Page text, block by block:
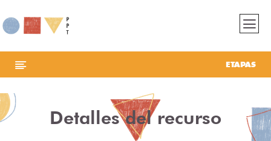
ETAPAS
Detalles del recurso